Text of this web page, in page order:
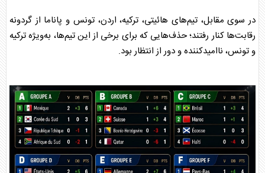
در سوی مقابل، تیم‌های هائیتی، ترکیه، اردن، تونس و پاناما از گردونه
رقابت‌ها کنار رفتند؛ حذف‌هایی که برای برخی از این تیم‌ها، به‌ویژه ترکیه
و تونس، ناامیدکننده و دور از انتظار بود.